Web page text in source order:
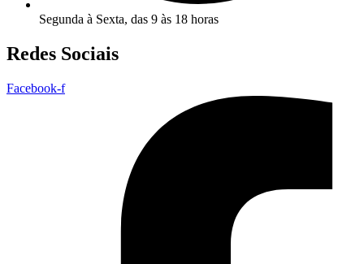
Segunda à Sexta, das 9 às 18 horas
Redes Sociais
Facebook-f